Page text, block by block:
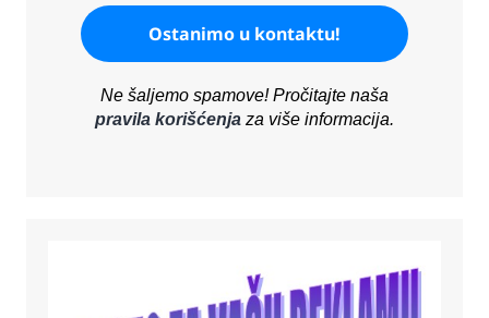
Ne šaljemo spamove! Pročitajte naša
pravila korišćenjaza više informacija.